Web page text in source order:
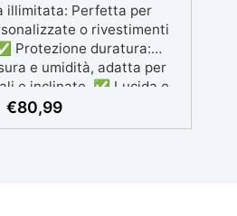
illimitata: Perfetta per
o rivestimenti
Protezione duratura:
e umidità, adatta per
e inclinate. ✅ Lucida e
applicazione per una
€80,99